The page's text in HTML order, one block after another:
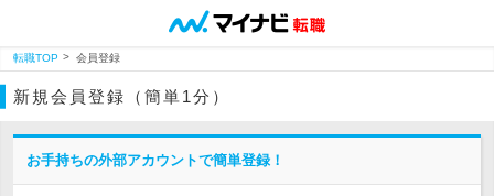
転職TOP 会員登録
新規会員登録（簡単1分）
お手持ちの外部アカウントで簡単登録！